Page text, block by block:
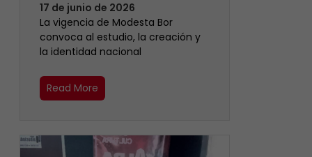
17 de junio de 2026
La vigencia de Modesta Bor
convoca al estudio, la creación y
la identidad nacional
Read More